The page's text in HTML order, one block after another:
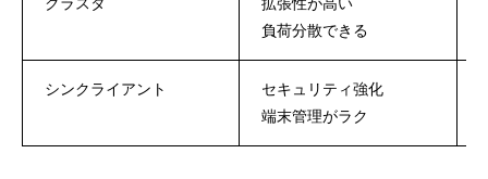
負荷分散できる
シンクライアント
セキュリティ強化
端末管理がラク